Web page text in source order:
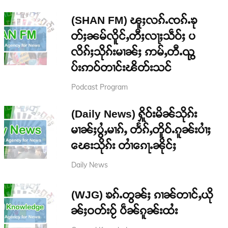
(SHAN FM) ၽူႈလၵ်ႉၸၵ်ႉၶု
တ်ႈၼမ်လိူင်ႇတီႈလႃႈသဵဝ်ႈ ပ
လိၵ်ႈသိုၵ်းမၢၼ်ႈ ဢမ်ႇတီႉၺွ
ပ်းဢဝ်တၢင်းၽိတ်းသင်
Podcast Program
(Daily News) ႁိူဝ်းမိၼ်သိုၵ်း
မၢၼ်ႈပွႆႇမၢၵ်ႇ တႅၵ်ႇတိူဝ်ႉၵူၼ်းပၢႆႈ
ၽေးသိုၵ်း တၢႆၵေႃႉၼိုင်ႈ
Daily News
(WJG) ၶၵ်ႉတွၼ်ႈ ၵၢၼ်တၢင်ႇယို
ၼ်ႈဝတ်းဝႂ် ပဵၼ်ၵူၼ်းထႆး